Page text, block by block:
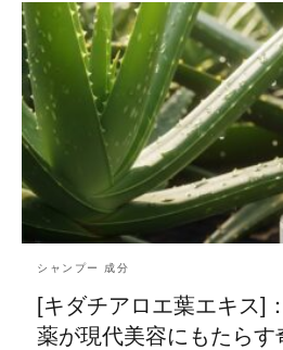
シャンプー 成分
[キダチアロエ葉エキス]
薬が現代美容にもたらす